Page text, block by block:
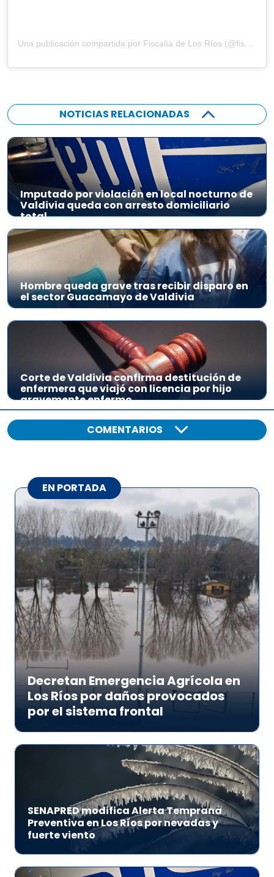
NOTICIAS RELACIONADAS
Imputado por violación en local nocturno de
Valdivia queda con arresto domiciliario
total
Hombre queda grave tras recibir disparo en
el sector Guacamayo de Valdivia
Corte de Valdivia confirma destitución de
enfermera que viajó con licencia por hijo
gravemente enfermo
COMENTARIOS
EN PORTADA
Decretan Emergencia Agrícola en
Los Ríos por daños provocados
por el sistema frontal
SENAPRED modifica Alerta Temprana
Preventiva en Los Ríos por nevadas y
fuerte viento